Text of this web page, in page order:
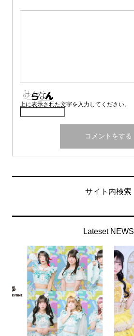
上に表示された文字を入力してください。
サイト内検索
Lateset NEWS